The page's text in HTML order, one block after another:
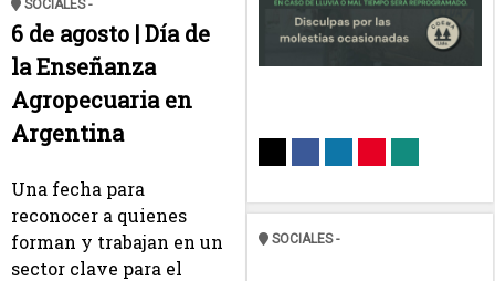
SOCIALES -
6 de agosto | Día de
la Enseñanza
Agropecuaria en
Argentina
Una fecha para
reconocer a quienes
forman y trabajan en un
sector clave para el
SOCIALES -